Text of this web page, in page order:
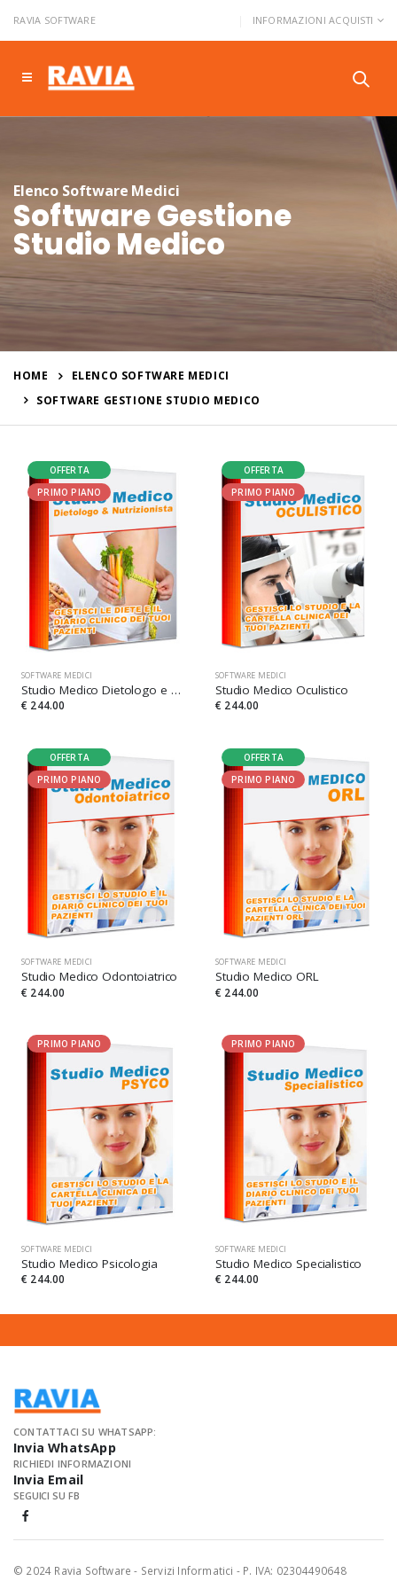
RAVIA SOFTWARE INFORMAZIONI ACQUISTI
Elenco Software Medici
Software Gestione
Studio Medico
HOME
ELENCO SOFTWARE MEDICI
SOFTWARE GESTIONE STUDIO MEDICO
OFFERTA
PRIMO PIANO
SOFTWARE MEDICI
Studio Medico Dietologo e Nutrizionista
€ 244.00
OFFERTA
PRIMO PIANO
SOFTWARE MEDICI
Studio Medico Oculistico
€ 244.00
OFFERTA
PRIMO PIANO
SOFTWARE MEDICI
Studio Medico Odontoiatrico
€ 244.00
OFFERTA
PRIMO PIANO
SOFTWARE MEDICI
Studio Medico ORL
€ 244.00
PRIMO PIANO
SOFTWARE MEDICI
Studio Medico Psicologia
€ 244.00
PRIMO PIANO
SOFTWARE MEDICI
Studio Medico Specialistico
€ 244.00
CONTATTACI SU WHATSAPP:
Invia WhatsApp
RICHIEDI INFORMAZIONI
Invia Email
SEGUICI SU FB
© 2024 Ravia Software - Servizi Informatici - P. IVA: 02304490648